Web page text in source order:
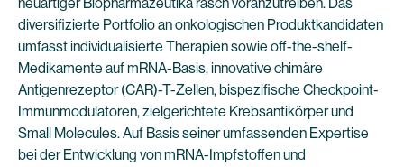
diversifizierte Portfolio an onkologischen Produktkandidaten
umfasst individualisierte Therapien sowie off-the-shelf-
Medikamente auf mRNA-Basis, innovative chimäre
Antigenrezeptor (CAR)-T-Zellen, bispezifische Checkpoint-
Immunmodulatoren, zielgerichtete Krebsantikörper und
Small Molecules. Auf Basis seiner umfassenden Expertise
bei der Entwicklung von mRNA-Impfstoffen und